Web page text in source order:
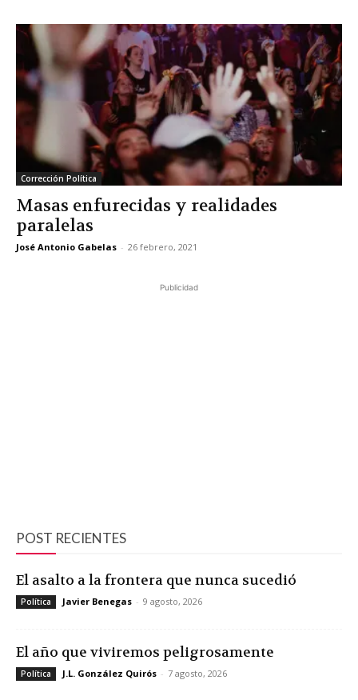
Corrección Política
Masas enfurecidas y realidades
paralelas
José Antonio Gabelas - 26 febrero, 2021
Publicidad
POST RECIENTES
El asalto a la frontera que nunca sucedió
Política Javier Benegas - 9 agosto, 2026
El año que viviremos peligrosamente
Política J.L. González Quirós - 7 agosto, 2026